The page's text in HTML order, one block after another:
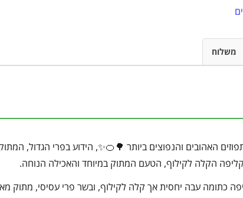
משלוח
האהובים והנפוצים ביותר 🌳🍊✨, הידוע בפרי הגדול,
הקליפה הקלה לקילוף, הטעם המתוק במיוחד והאכילה הנוחה.
כתומה עבה יחסית אך קלה לקילוף, ובשר פרי עסיסי, מתוק